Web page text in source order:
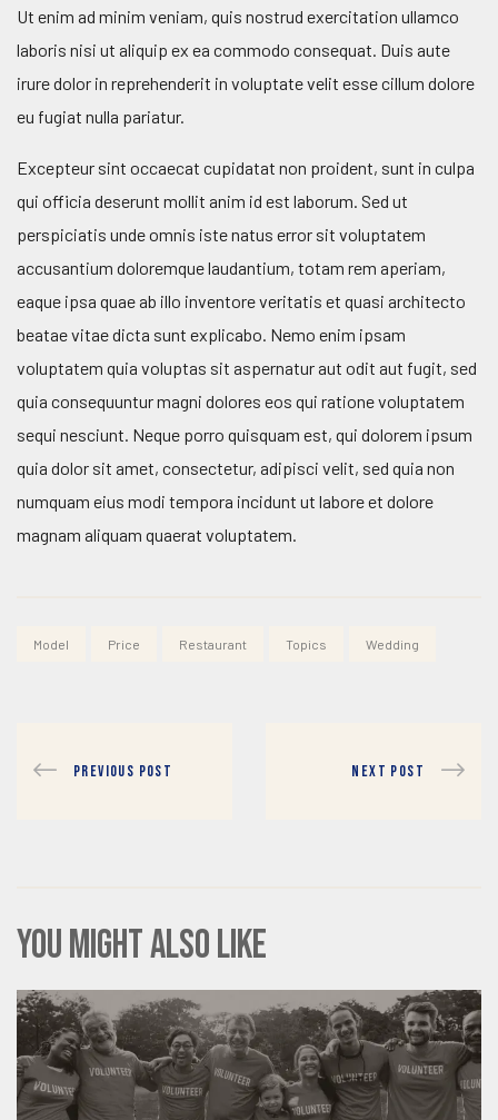
Ut enim ad minim veniam, quis nostrud exercitation ullamco
laboris nisi ut aliquip ex ea commodo consequat. Duis aute
irure dolor in reprehenderit in voluptate velit esse cillum dolore
eu fugiat nulla pariatur.
Excepteur sint occaecat cupidatat non proident, sunt in culpa
qui officia deserunt mollit anim id est laborum. Sed ut
perspiciatis unde omnis iste natus error sit voluptatem
accusantium doloremque laudantium, totam rem aperiam,
eaque ipsa quae ab illo inventore veritatis et quasi architecto
beatae vitae dicta sunt explicabo. Nemo enim ipsam
voluptatem quia voluptas sit aspernatur aut odit aut fugit, sed
quia consequuntur magni dolores eos qui ratione voluptatem
sequi nesciunt. Neque porro quisquam est, qui dolorem ipsum
quia dolor sit amet, consectetur, adipisci velit, sed quia non
numquam eius modi tempora incidunt ut labore et dolore
magnam aliquam quaerat voluptatem.
Model Price Restaurant Topics Wedding
PREVIOUS POST NEXT POST
You might also like